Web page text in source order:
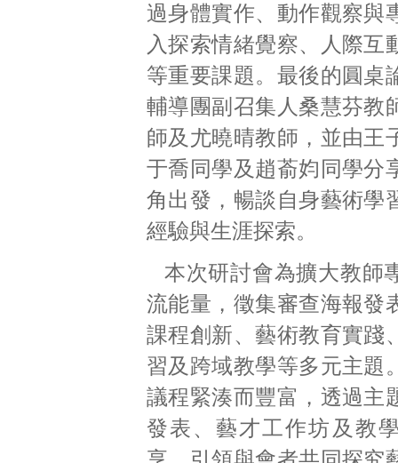
過身體實作、動作觀察與
入探索情緒覺察、人際互
等重要課題。最後的圓桌
輔導團副召集人桑慧芬教
師及尤曉晴教師，並由王
于喬同學及趙萮㚬同學分
角出發，暢談自身藝術學
經驗與生涯探索。
本次研討會為擴大教師
流能量，徵集審查海報發
課程創新、藝術教育實踐
習及跨域教學等多元主題
議程緊湊而豐富，透過主
發表、藝才工作坊及教